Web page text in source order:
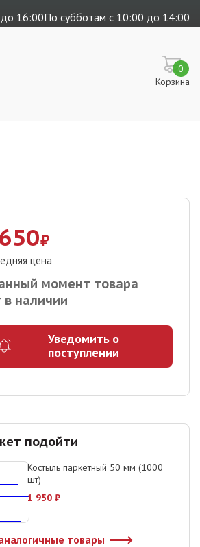
16:00По субботам с 10:00 до 14:00
Корзина
0
₽
цена
момент товара
в наличии
Уведомить о
поступлении
подойти
Костыль паркетный 50 мм (1000
шт)
1 950 ₽
товары